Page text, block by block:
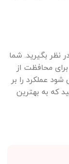
نظر بگیرید. شما
محافظت از
عملکرد را بر
که به بهترین